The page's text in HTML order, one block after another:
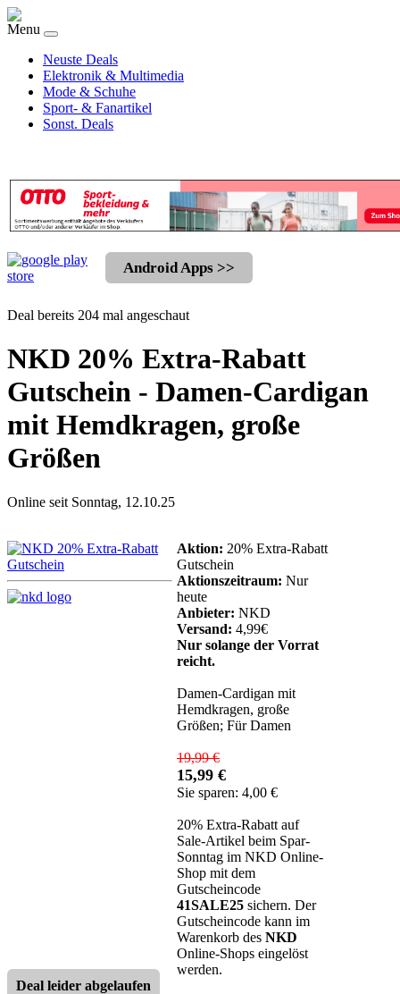
Menu
Neuste Deals
Elektronik & Multimedia
Mode & Schuhe
Sport- & Fanartikel
Sonst. Deals
Android Apps >>
Deal bereits 204 mal angeschaut
NKD 20% Extra-Rabatt
Gutschein - Damen-Cardigan
mit Hemdkragen, große
Größen
Online seit Sonntag, 12.10.25
Aktion: 20% Extra-Rabatt
Gutschein
Aktionszeitraum: Nur
heute
Anbieter: NKD
Versand: 4,99€
Nur solange der Vorrat
reicht.
Damen-Cardigan mit
Hemdkragen, große
Größen; Für Damen
19,99 €
15,99 €
Sie sparen: 4,00 €
20% Extra-Rabatt auf
Sale-Artikel beim Spar-
Sonntag im NKD Online-
Shop mit dem
Gutscheincode
41SALE25 sichern. Der
Gutscheincode kann im
Warenkorb des NKD
Online-Shops eingelöst
werden.
Deal leider abgelaufen